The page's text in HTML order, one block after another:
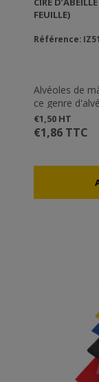
FEUILLE)
Référence:
Alvéoles de
ce genre
cellules de
contre le
de mâles- il
aussi très
€1,50 HT
€1,86 TTC